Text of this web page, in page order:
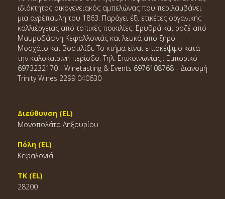
ιδιόκτητος οικογενειακός αμπελώνας που περιλαμβάνει
μια αγρέπαυλη του 1863. Παράγει έξι ετικέτες οργανικής
καλλιέργειας από τοπικές ποικιλίες. Ερυθρά και ροζέ από
Μαυροδάφνη Κεφαλλονιάς και λευκά από ξηρό
Μοσχάτο και Βοστιλίδι. To κτήμα είναι επισκέψιμο κατά
την καλοκαιρινή περίοδο. Τηλ. Επικοινωνίας : Εμπορικό
6973232170 - Winetasting & Events 6976108768 - Διανομή
Trinity Wines 2299 040630
Διεύθυνση (EL)
Μονοπολάτα Ληξουρίου
Πόλη (EL)
Κεφαλονιά
ΤΚ (EL)
28200